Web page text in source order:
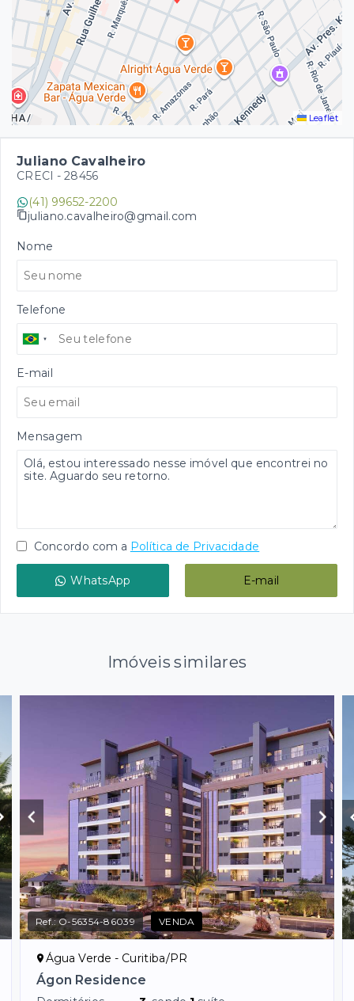
Leaflet
Juliano Cavalheiro
CRECI - 28456
(41) 99652-2200
juliano.cavalheiro@gmail.com
Nome
Telefone
E-mail
Mensagem
Concordo com a Política de Privacidade
WhatsApp E-mail
Imóveis similares
Ref.:O-56354-86039 VENDA
Água Verde - Curitiba/PR
Ágon Residence